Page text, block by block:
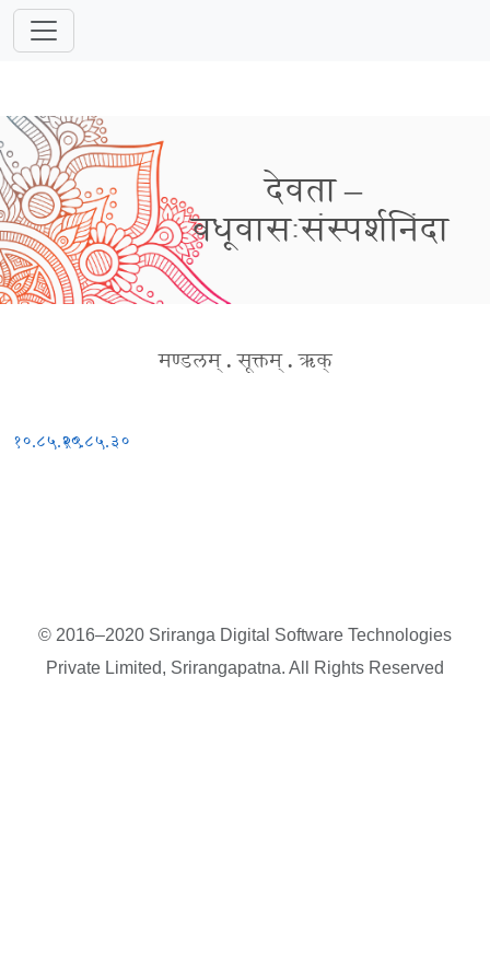
देवता –
वधूवासःसंस्पर्शनिंदा
मण्डलम् . सूक्तम् . ऋक्
१०.८५.२९१०.८५.३०
© 2016–2020 Sriranga Digital Software Technologies
Private Limited, Srirangapatna. All Rights Reserved